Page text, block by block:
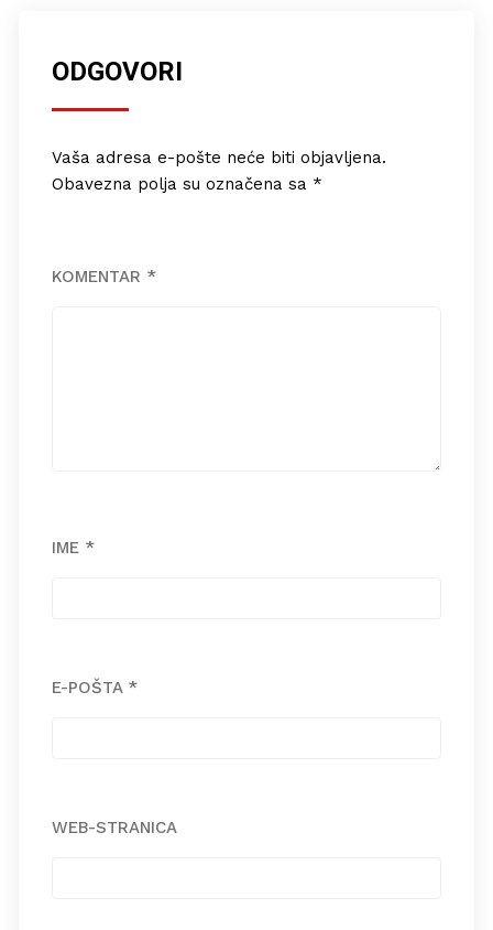
ODGOVORI
Vaša adresa e-pošte neće biti objavljena.
Obavezna polja su označena sa *
KOMENTAR *
IME *
E-POŠTA *
WEB-STRANICA